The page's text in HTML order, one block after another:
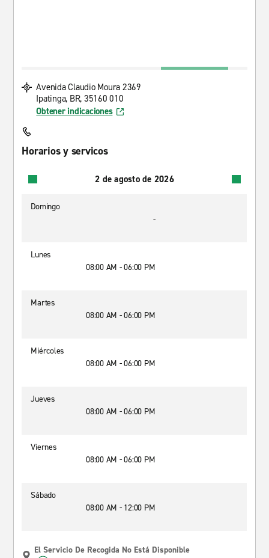
Avenida Claudio Moura 2369
Ipatinga, BR, 35160 010
Obtener indicaciones
Horarios y servicos
2 de agosto de 2026
Domingo
-
Lunes
08:00 AM - 06:00 PM
Martes
08:00 AM - 06:00 PM
Miércoles
08:00 AM - 06:00 PM
Jueves
08:00 AM - 06:00 PM
Viernes
08:00 AM - 06:00 PM
Sábado
08:00 AM - 12:00 PM
El Servicio De Recogida No Está Disponible